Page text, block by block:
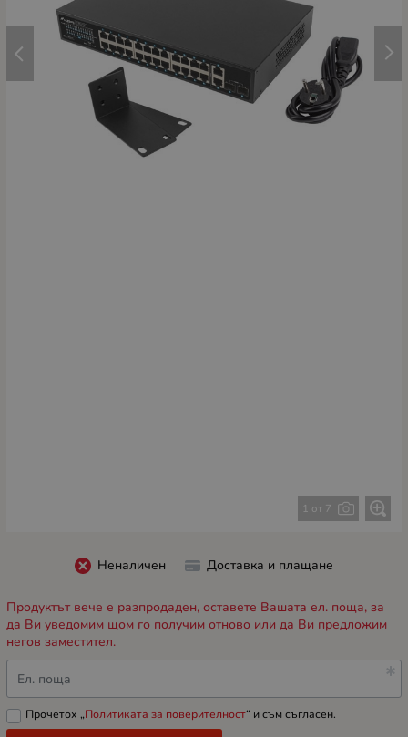
1 от 7
Неналичен Доставка и плащане
Продуктът вече е разпродаден, оставете Вашата ел. поща, за
да Ви уведомим щом го получим отново или да Ви предложим
негов заместител.
Ел. поща
Прочетох „Политиката за поверителност“ и съм съгласен.